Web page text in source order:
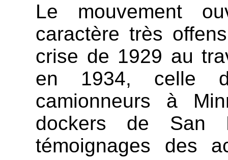
Le mouvement
caractère très
crise de 1929 au
en 1934, celle
camionneurs à
dockers de San
témoignages des